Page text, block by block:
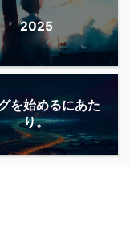
2025
を始めるにあた
り。